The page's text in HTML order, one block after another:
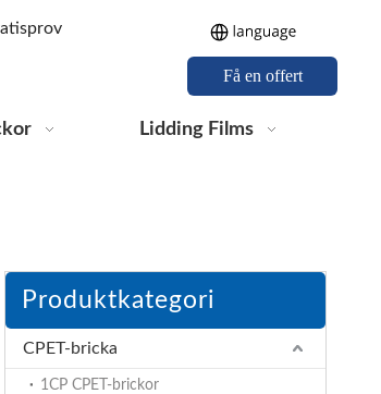
Få en offert
Lidding Films
Produktkategori
CPET-bricka
1CP CPET-brickor